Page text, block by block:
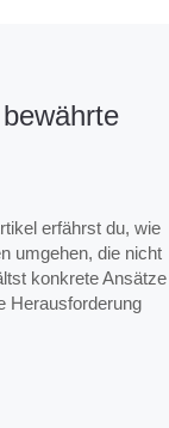
erfährst du, wie
umgehen, die nicht
konkrete Ansätze
Herausforderung